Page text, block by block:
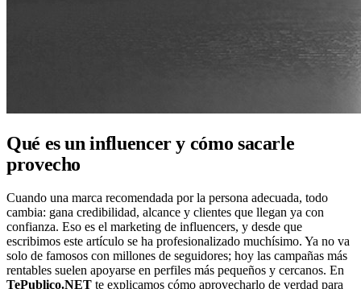
Qué es un influencer y cómo sacarle
provecho
Cuando una marca recomendada por la persona adecuada, todo
cambia: gana credibilidad, alcance y clientes que llegan ya con
confianza. Eso es el marketing de influencers, y desde que
escribimos este artículo se ha profesionalizado muchísimo. Ya no va
solo de famosos con millones de seguidores; hoy las campañas más
rentables suelen apoyarse en perfiles más pequeños y cercanos. En
TePublico.NET te explicamos cómo aprovecharlo de verdad para